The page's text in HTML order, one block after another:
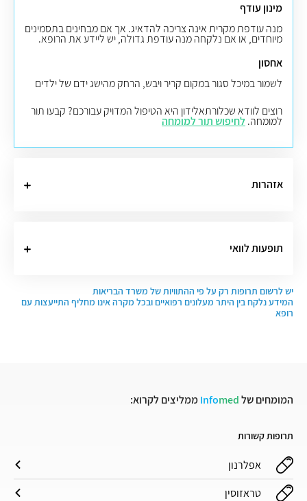
מינון עודף
מנה עודפת מקרית אינה צריכה להדאיג. אך אם מבחינים בתסמינים
מיוחדים, או אם נלקחה מנה עודפת גדולה, יש ליידע את הרופא.
אחסון
לשמור במיכל סגור במקום קריר ויבש, הרחק מהישג ידם של ילדים
רוצים לוודא שכלורתאלידון היא הטיפול המדויק עבורכם? קבעו תור
למומחה.לחיפוש תור למומחה
אזהרות
תופעות לוואי
יש לרשום תרופות רק על פי ההתוויות של משרד הבריאות
המידע נלקח בין היתר מעלונים רפואיים ובכל מקרה אינו מחליף התייעצות עם
רופא
המומחים של Infomed ממליצים לקרוא:
תרופות קשורות
אפלרנון
טראזוסין